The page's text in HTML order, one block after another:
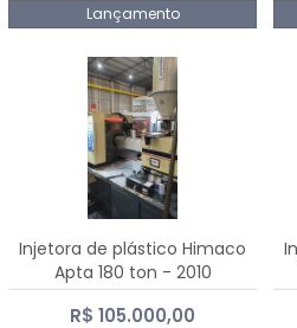
Lançamento
Injetora de plástico Himaco
Apta 180 ton - 2010
R$ 105.000,00